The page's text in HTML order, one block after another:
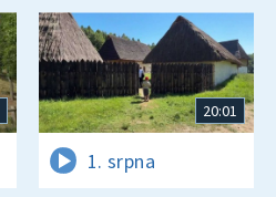
20:01
1. srpna